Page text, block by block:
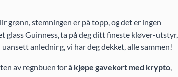
grønn, stemningen er på topp, og det er ingen
glass Guinness, ta på deg ditt fineste kløver-utstyr,
anledning, vi har deg dekket, alle sammen!
av regnbuen forå kjøpe gavekort med krypto,